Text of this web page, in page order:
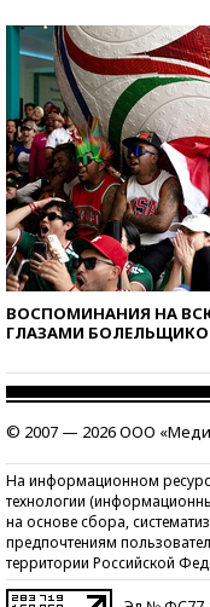
ВОСПОМИНАНИЯ НА
ГЛАЗАМИ
© 2007 — 2026 ООО
На информационном
технологии
на основе сбора,
предпочтениям
территории Российской